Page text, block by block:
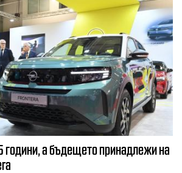
години, а бъдещето принадлежи на